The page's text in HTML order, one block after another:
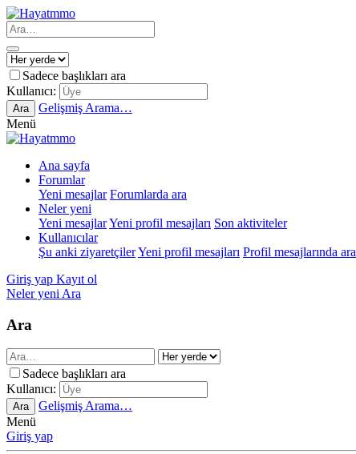
Sadece başlıkları ara
Kullanıcı:
Ara
Gelişmiş Arama…
Menü
Ana sayfa
Forumlar
Yeni mesajlar Forumlarda ara
Neler yeni
Yeni mesajlarYeni profil mesajları Son aktiviteler
Kullanıcılar
Şu anki ziyaretçilerYeni profil mesajları Profil mesajlarında ara
Giriş yap Kayıt ol
Neler yeni Ara
Ara
Sadece başlıkları ara
Kullanıcı:
Ara
Gelişmiş Arama…
Menü
Giriş yap